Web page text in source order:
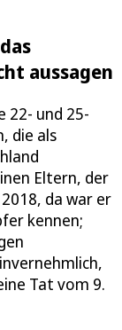
aussagen
22- und 25-
die als
Eltern, der
da war er
kennen;
Tat vom 9.